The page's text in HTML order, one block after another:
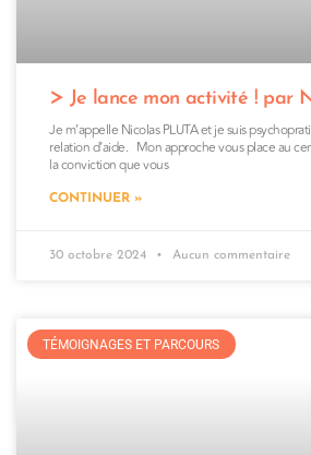
Je lance mon activité ! par
Je m’appelle Nicolas PLUTA et je suis
relation d’aide. Mon approche vous place au
la conviction que vous
CONTINUER »
30 octobre 2024 Aucun commentaire
TÉMOIGNAGES ET PARCOURS